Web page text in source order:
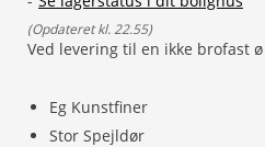
Eg Kunstfiner
Stor Spejldør
(Opdateret kl. 22.55)
Ved levering til en ikke brofast